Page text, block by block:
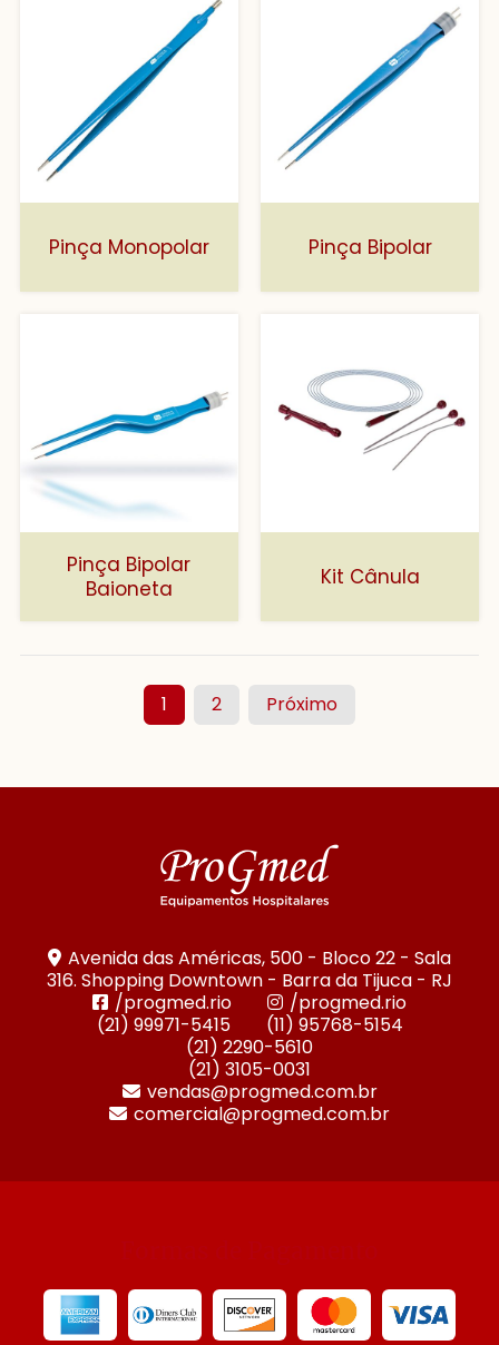
Pinça Monopolar Pinça Bipolar
Pinça Bipolar
Baioneta
Kit Cânula
1 2 Próximo
Avenida das Américas, 500 - Bloco 22 - Sala
316. Shopping Downtown - Barra da Tijuca - RJ
/progmed.rio
/progmed.rio
(21) 99971-5415
(11) 95768-5154
(21) 2290-5610
(21) 3105-0031
vendas@progmed.com.br
comercial@progmed.com.br